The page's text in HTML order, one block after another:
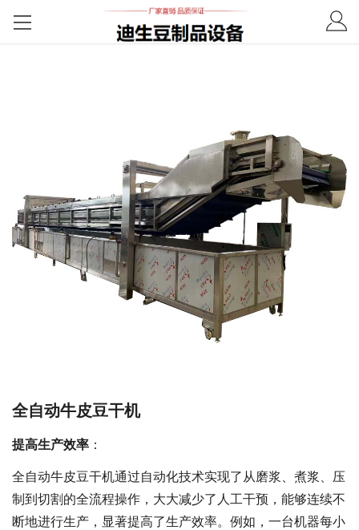
全自动牛皮豆干机
‌提高生产效率 ‌：
全自动牛皮豆干机通过自动化技术实现了从磨浆、煮浆、压
制到切割的全流程操作，大大减少了人工干预，能够连续不
断地进行生产，显著提高了生产效率。例如，一台机器每小